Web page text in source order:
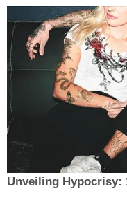
Unveiling Hypocrisy: